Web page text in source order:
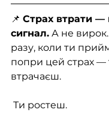
📌 Страх втрати
сигнал. А не
разу, коли ти
попри цей страх —
втрачаєш.
Ти ростеш.